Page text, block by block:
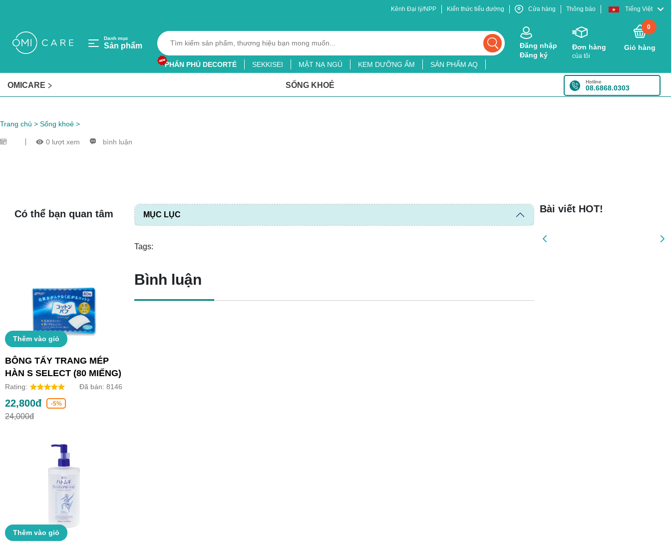
Kênh Đại lý/NPP Kiến thức tiểu đường Cửa hàng Thông báo Tiếng Việt
Danh mục
Sản phẩm
PHẤN PHỦ DECORTÉ SEKKISEI MẶT NẠ NGỦ KEM DƯỠNG ẨM
SẢN PHẨM AQ
BỘT LÁ ĐẠI MẠCH
Đăng nhập
Đăng ký
Đơn hàng
của tôi
0
Giỏ hàng
OMICARE SỐNG KHOẺ Hotline
08.6868.0303
Trang chủ > Sống khoẻ >
0 lượt xem bình luận
Có thể bạn quan tâm
Thêm vào giỏ
BÔNG TẨY TRANG MÉP
HÀN S SELECT (80 MIẾNG)
Rating: Đã bán: 8146
22,800đ -5%
24,000đ
Thêm vào giỏ
MỤC LỤC
Tags:
Bình luận
Bài viết HOT!